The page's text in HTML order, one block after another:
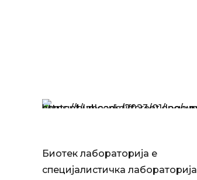
Биотек лабораторија е
специјалистичка лабораторија